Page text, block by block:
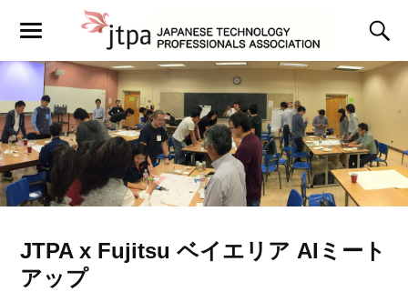
JTPA x Fujitsu ベイエリア AIミート
アップ